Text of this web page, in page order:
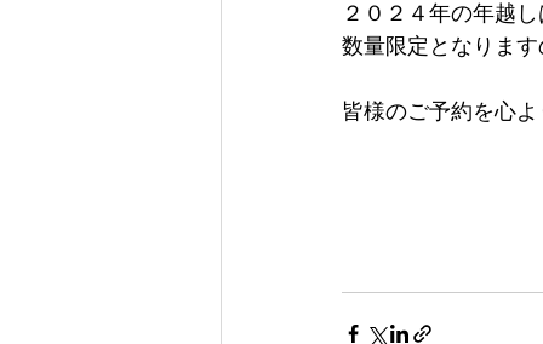
２０２４年の年越
数量限定となりま
皆様のご予約を心